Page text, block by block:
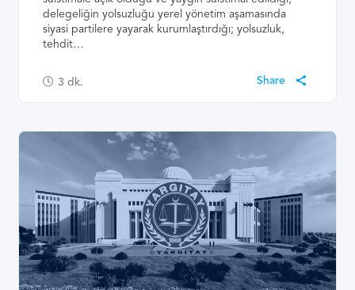
delegeliğin yolsuzluğu yerel yönetim aşamasında
siyasi partilere yayarak kurumlaştırdığı; yolsuzluk,
tehdit…
3 dk.